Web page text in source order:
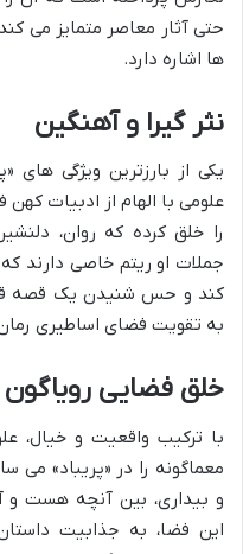
حتی آثار معاصر متمایز می
ها اشاره دارد.
نثر گیرا و آهنگین
یکی از بارزترین ویژگی های
علومی با الهام از ادبیات
را خلق کرده که روان،
جملات او ریتم خاصی دارند
کند و حس شنیدن یک قصه
به تقویت فضای اساطیری
خلق فضایی
با ترکیب واقعیت و خیال،
معماگونه را در «پریباد» می
و بیداری، بین آنچه هست و
این فضا، به جذابیت